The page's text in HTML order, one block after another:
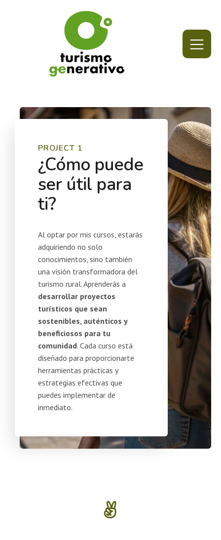
PROJECT 1
¿Cómo puede
ser útil para
ti?
Al optar por mis cursos, estarás
adquiriendo no solo
conocimientos, sino también
una visión transformadora del
turismo rural. Aprenderás a
desarrollar proyectos
turísticos que sean
sostenibles, auténticos y
beneficiosos para tu
comunidad. Cada curso está
diseñado para proporcionarte
herramientas prácticas y
estrategias efectivas que
puedes implementar de
inmediato.